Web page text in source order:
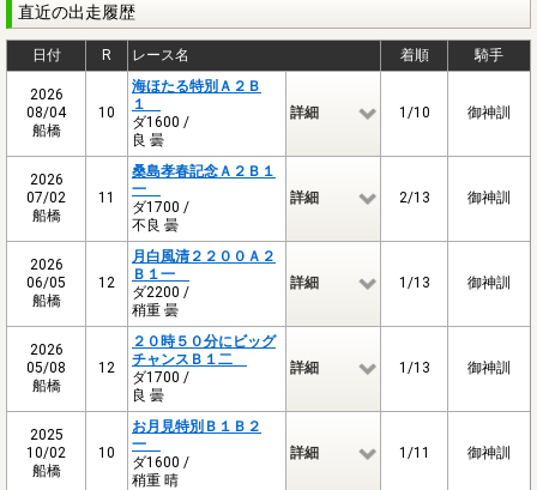
直近の出走履歴
日付 R レース名 着順 騎手
2026
08/04
船橋
10
海ほたる特別Ａ２Ｂ
１
ダ1600 /
良 曇
詳細 1/10 御神訓
2026
07/02
船橋
11
桑島孝春記念Ａ２Ｂ１
一
ダ1700 /
不良 曇
詳細 2/13 御神訓
2026
06/05
船橋
12
月白風清２２００Ａ２
Ｂ１一
ダ2200 /
稍重 曇
詳細 1/13 御神訓
2026
05/08
船橋
12
２０時５０分にビッグ
チャンスＢ１二
ダ1700 /
良 曇
詳細 1/13 御神訓
2025
10/02
船橋
10
お月見特別Ｂ１Ｂ２
一
ダ1600 /
稍重 晴
詳細 1/11 御神訓